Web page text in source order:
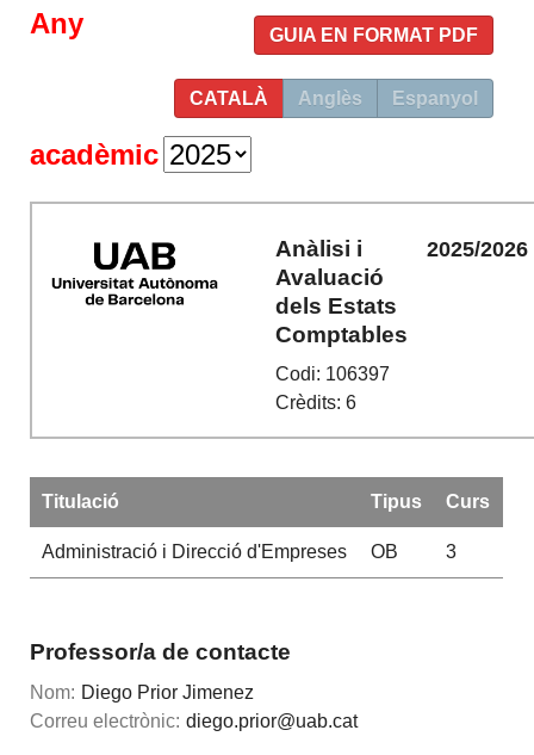
GUIA EN FORMAT PDF
CATALÀ Anglès Espanyol
Any
acadèmic
Anàlisi i
Avaluació
dels Estats
Comptables
Codi: 106397
Crèdits: 6
2025/2026
Titulació Tipus Curs
Administració i Direcció d'Empreses OB 3
Professor/a de contacte
Nom: Diego Prior Jimenez
Correu electrònic: diego.prior@uab.cat